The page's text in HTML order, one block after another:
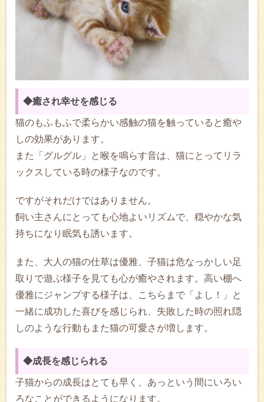
◆癒され幸せを感じる
猫のもふもふで柔らかい感触の猫を触っていると癒や
しの効果があります。
また「グルグル」と喉を鳴らす音は、猫にとってリラ
ックスしている時の様子なのです。
ですがそれだけではありません。
飼い主さんにとっても心地よいリズムで、穏やかな気
持ちになり眠気も誘います。
また、大人の猫の仕草は優雅、子猫は危なっかしい足
取りで遊ぶ様子を見ても心が癒やされます。高い棚へ
優雅にジャンプする様子は、こちらまで「よし！」と
一緒に成功した喜びを感じられ、失敗した時の照れ隠
しのような行動もまた猫の可愛さが増します。
◆成長を感じられる
子猫からの成長はとても早く、あっという間にいろい
ろなことができるようになります。